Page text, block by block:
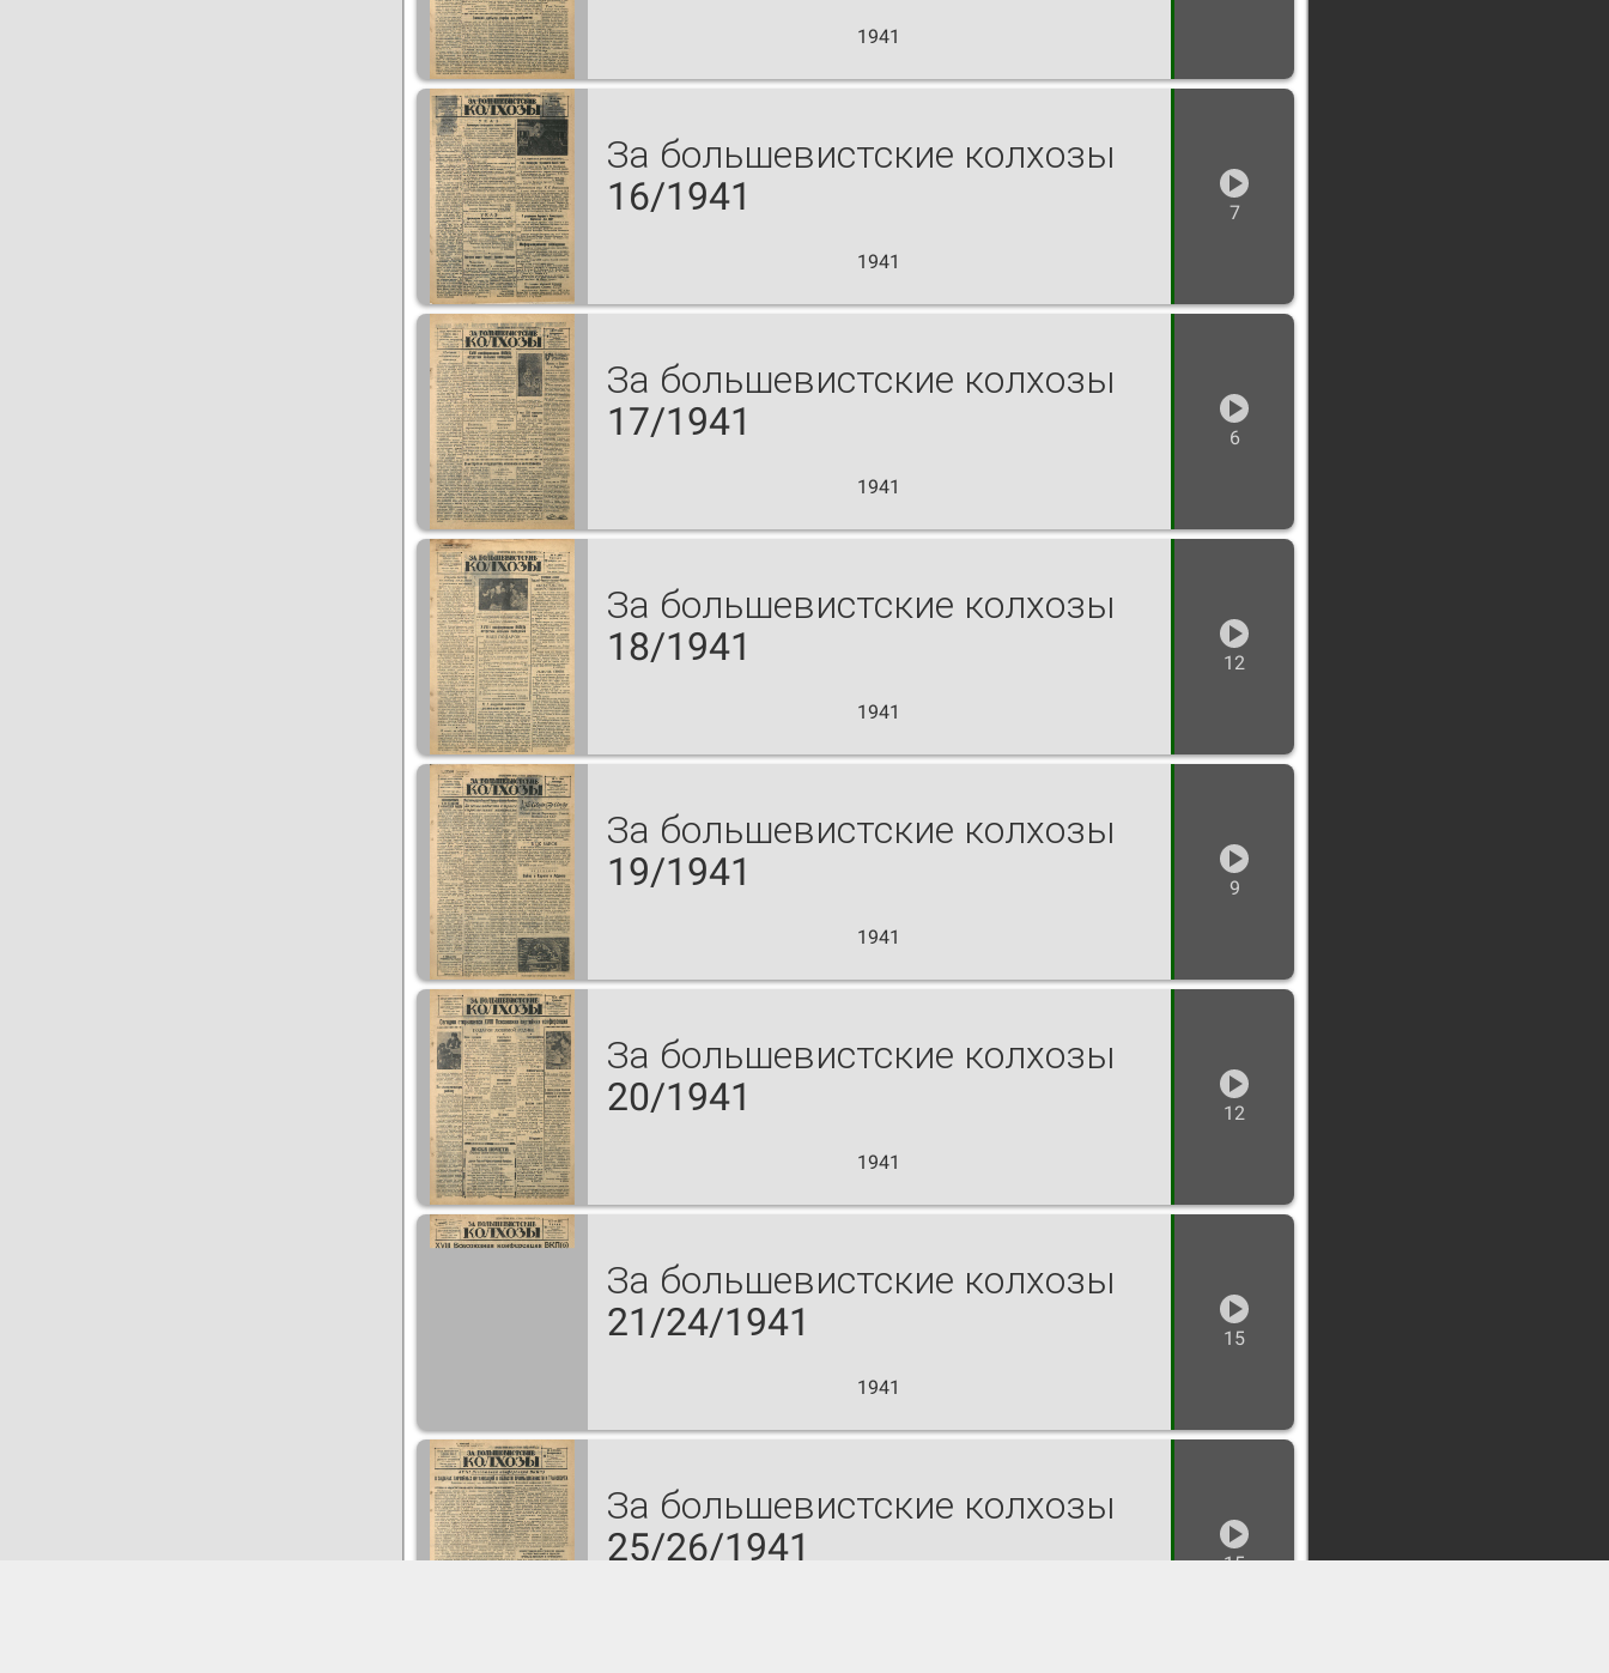
1941
За большевистские колхозы
16/1941
1941
7
За большевистские колхозы
17/1941
1941
6
За большевистские колхозы
18/1941
1941
12
За большевистские колхозы
19/1941
1941
9
За большевистские колхозы
20/1941
1941
12
За большевистские колхозы
21/24/1941
1941
15
За большевистские колхозы
25/26/1941
15